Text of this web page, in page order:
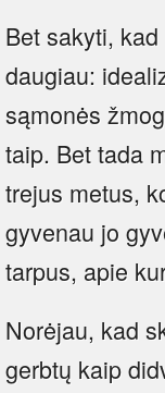
Bet sakyti,
daugiau:
sąmonės
taip. Bet tada
trejus metus,
gyvenau jo
tarpus, apie
Norėjau, kad
gerbtų kaip